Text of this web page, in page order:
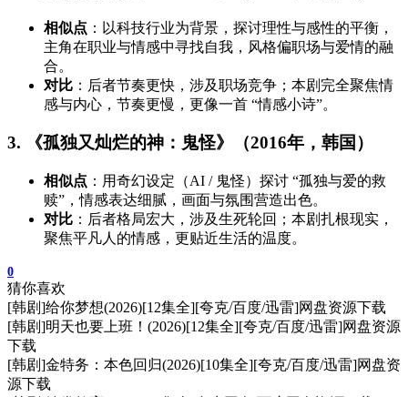
相似点 ：以科技行业为背景，探讨理性与感性的平衡，
主角在职业与情感中寻找自我，风格偏职场与爱情的融
合。
对比 ：后者节奏更快，涉及职场竞争；本剧完全聚焦情
感与内心，节奏更慢，更像一首 “情感小诗”。
3. 《孤独又灿烂的神：鬼怪》（2016年，韩国）
相似点 ：用奇幻设定（AI / 鬼怪）探讨 “孤独与爱的救
赎”，情感表达细腻，画面与氛围营造出色。
对比 ：后者格局宏大，涉及生死轮回；本剧扎根现实，
聚焦平凡人的情感，更贴近生活的温度。
0
猜你喜欢
[韩剧]给你梦想(2026)[12集全][夸克/百度/迅雷]网盘资源下载
[韩剧]明天也要上班！(2026)[12集全][夸克/百度/迅雷]网盘资源
下载
[韩剧]金特务：本色回归(2026)[10集全][夸克/百度/迅雷]网盘资
源下载